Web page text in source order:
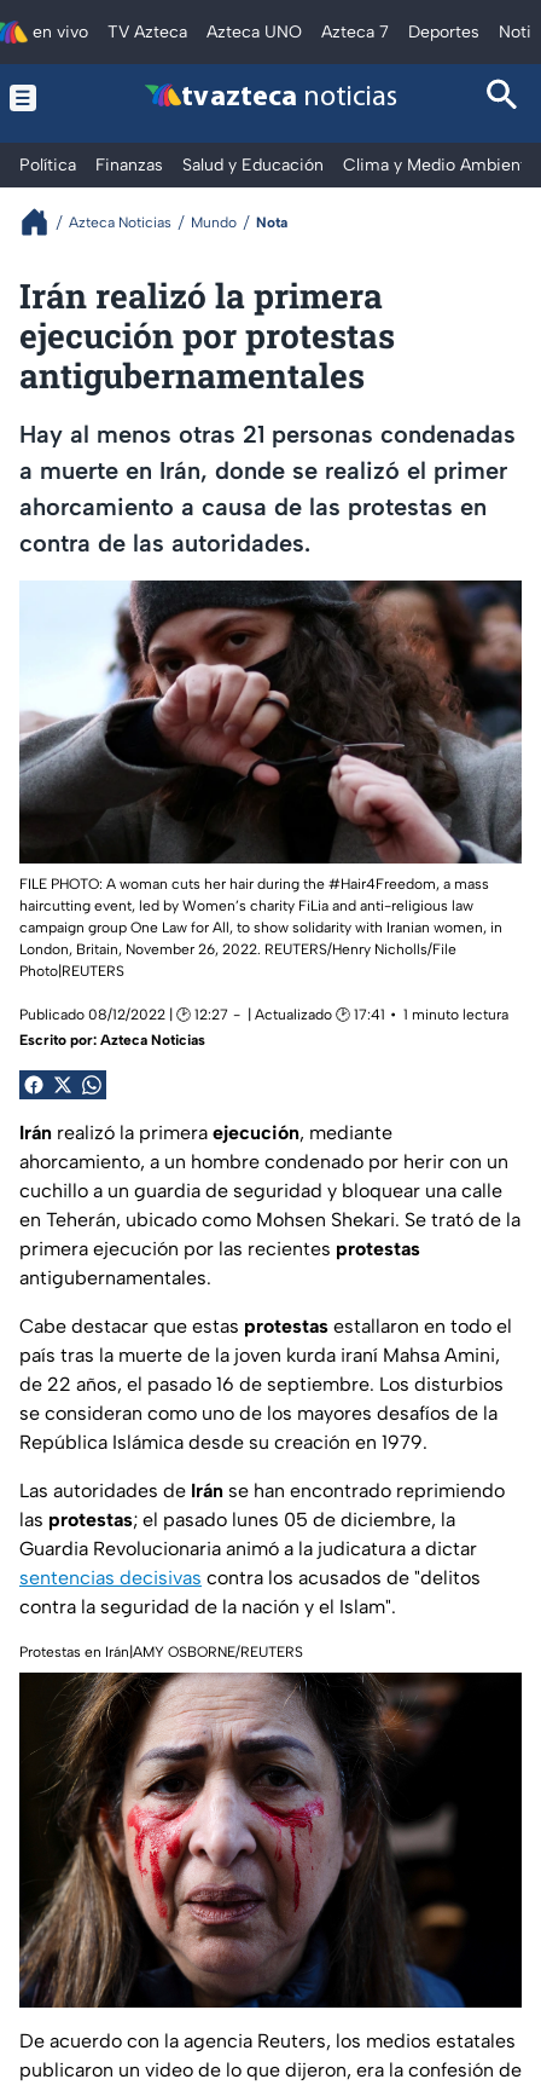
en vivo TV Azteca Azteca UNO Azteca 7 Deportes
tv azteca noticias
Política Finanzas Salud y Educación Clima y Medio Ambiente
Azteca Noticias Mundo Nota
Irán realizó la primera
ejecución por protestas
antigubernamentales
Hay al menos otras 21 personas condenadas
a muerte en Irán, donde se realizó el primer
ahorcamiento a causa de las protestas en
contra de las autoridades.
FILE PHOTO: A woman cuts her hair during the #Hair4Freedom, a mass
haircutting event, led by Women’s charity FiLia and anti-religious law
campaign group One Law for All, to show solidarity with Iranian women, in
London, Britain, November 26, 2022. REUTERS/Henry Nicholls/File
Photo|REUTERS
Publicado 08/12/2022 | 🕑 12:27 | Actualizado 🕑 17:41
1 minuto lectura
Escrito por: Azteca Noticias
Irán realizó la primera ejecución, mediante
ahorcamiento, a un hombre condenado por herir con un
cuchillo a un guardia de seguridad y bloquear una calle
en Teherán, ubicado como Mohsen Shekari. Se trató de la
primera ejecución por las recientes protestas
antigubernamentales.
Cabe destacar que estas protestas estallaron en todo el
país tras la muerte de la joven kurda iraní Mahsa Amini,
de 22 años, el pasado 16 de septiembre. Los disturbios
se consideran como uno de los mayores desafíos de la
República Islámica desde su creación en 1979.
Las autoridades de Irán se han encontrado reprimiendo
las protestas; el pasado lunes 05 de diciembre, la
Guardia Revolucionaria animó a la judicatura a dictar
sentencias decisivas contra los acusados de "delitos
contra la seguridad de la nación y el Islam".
Protestas en Irán|AMY OSBORNE/REUTERS
De acuerdo con la agencia Reuters, los medios estatales
publicaron un video de lo que dijeron, era la confesión de